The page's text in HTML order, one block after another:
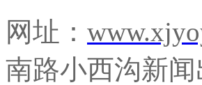
网址：
南路小西沟新